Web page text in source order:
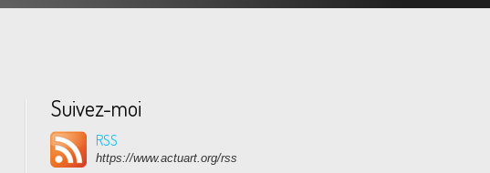
Suivez-moi
RSS
https://www.actuart.org/rss